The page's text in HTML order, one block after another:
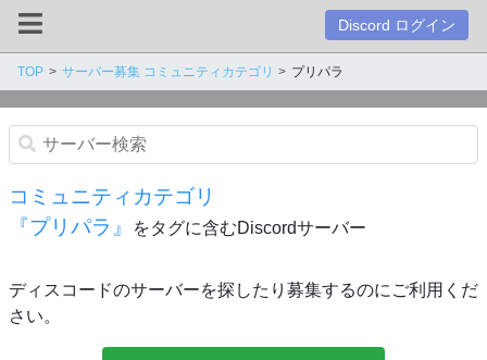
Discord ログイン
TOP サーバー募集 コミュニティカテゴリ プリパラ
コミュニティカテゴリ
『プリパラ』
をタグに含むDiscordサーバー
ディスコードのサーバーを探したり募集するのにご利用くだ
さい。